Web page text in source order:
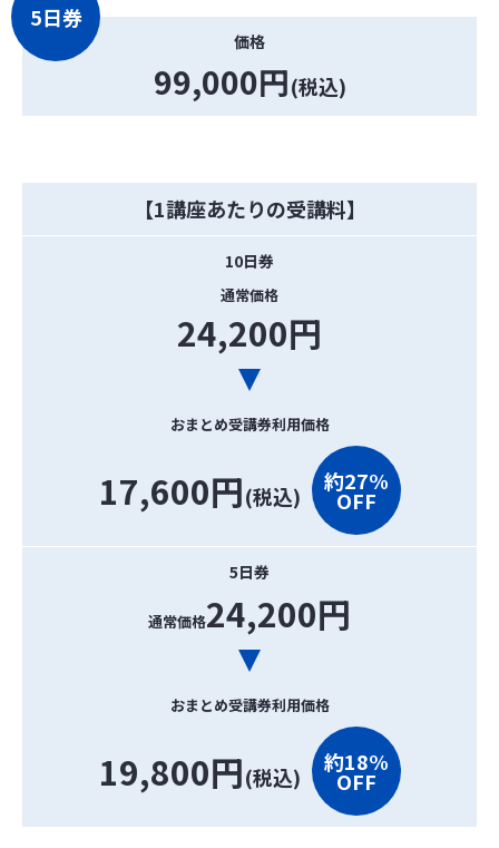
5日券
価格
99,000円(税込)
【1講座あたりの受講料】
10日券
通常価格
24,200円
おまとめ受講券利用価格
17,600円(税込)
約27%
OFF
5日券
通常価格24,200円
おまとめ受講券利用価格
19,800円(税込)
約18%
OFF